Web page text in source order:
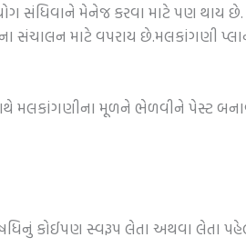
મેનેજ કરવા માટે પણ થાય છે.
સંચાલન માટે વપરાય છે.મલકાંગણી
મલકાંગણીના મૂળને ભેળવીને પેસ્ટ
કોઈપણ સ્વરૂપ લેતા અથવા લેતા